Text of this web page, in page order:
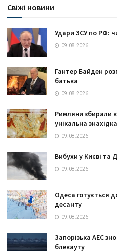
Свіжі новини
Удари ЗСУ по РФ:
09.08.2026
Гантер Байден
батька
09.08.2026
Римляни збирали
унікальна знахідка
09.08.2026
Вибухи у Києві та
09.08.2026
Одеса готується
десанту
09.08.2026
Запорізька АЕС
блекауту